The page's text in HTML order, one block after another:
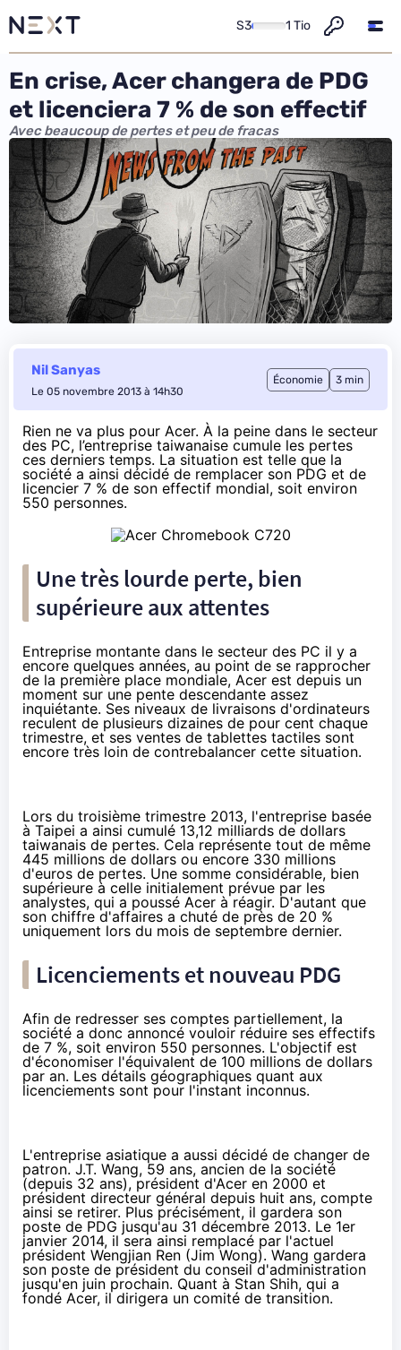
S3 1 Tio
En crise, Acer changera de PDG
et licenciera 7 % de son effectif
Avec beaucoup de pertes et peu de fracas
Nil Sanyas
Le 05 novembre 2013 à 14h30
Économie 3 min
Rien ne va plus pour Acer. À la peine dans le secteur
des PC, l’entreprise taiwanaise cumule les pertes
ces derniers temps. La situation est telle que la
société a ainsi décidé de remplacer son PDG et de
licencier 7 % de son effectif mondial, soit environ
550 personnes.
Une très lourde perte, bien
supérieure aux attentes
Entreprise montante dans le secteur des PC il y a
encore quelques années, au point de se rapprocher
de la première place mondiale, Acer est depuis un
moment sur une pente descendante assez
inquiétante. Ses niveaux de livraisons d'ordinateurs
reculent de plusieurs dizaines de pour cent chaque
trimestre, et ses ventes de tablettes tactiles sont
encore très loin de contrebalancer cette situation.
Lors du troisième trimestre 2013, l'entreprise basée
à Taipei a ainsi cumulé 13,12 milliards de dollars
taiwanais de pertes. Cela représente tout de même
445 millions de dollars ou encore 330 millions
d'euros de pertes. Une somme considérable, bien
supérieure à celle initialement prévue par les
analystes, qui a poussé Acer à réagir. D'autant que
son chiffre d'affaires a chuté de près de 20 %
uniquement lors du mois de septembre dernier.
Licenciements et nouveau PDG
Afin de redresser ses comptes partiellement, la
société a donc annoncé vouloir réduire ses effectifs
de 7 %, soit environ 550 personnes. L'objectif est
d'économiser l'équivalent de 100 millions de dollars
par an. Les détails géographiques quant aux
licenciements sont pour l'instant inconnus.
L'entreprise asiatique a aussi décidé de changer de
patron. J.T. Wang, 59 ans, ancien de la société
(depuis 32 ans), président d'Acer en 2000 et
président directeur général depuis huit ans, compte
ainsi se retirer. Plus précisément, il gardera son
poste de PDG jusqu'au 31 décembre 2013. Le 1er
janvier 2014, il sera ainsi remplacé par l'actuel
président Wengjian Ren (Jim Wong). Wang gardera
son poste de président du conseil d'administration
jusqu'en juin prochain. Quant à Stan Shih, qui a
fondé Acer, il dirigera un comité de transition.